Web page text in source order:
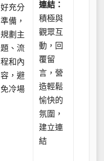
好充分
準備，
規劃主
題、流
程和內
容，避
免冷場
連結：
積極與
觀眾互
動，回
覆留
言，營
造輕鬆
愉快的
氛圍，
建立連
結